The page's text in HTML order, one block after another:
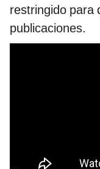
restringido para
publicaciones.